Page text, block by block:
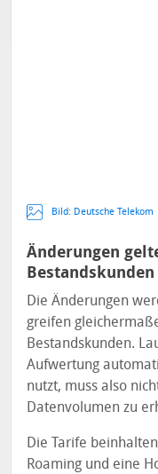
Bild: Deutsche Telekom
Änderungen
Bestandskunden
Die Änderungen
greifen
Bestandskunden.
Aufwertung
nutzt, muss also
Datenvolumen zu
Die Tarife
Roaming und eine